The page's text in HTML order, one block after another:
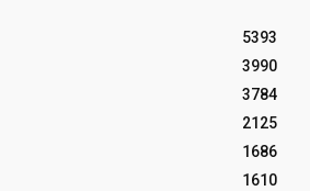
5393
3990
3784
2125
1686
1610